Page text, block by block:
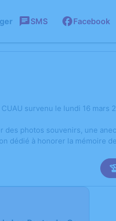
SMS Facebook
survenu le lundi 16 mars
photos souvenirs, une
dédié à honorer la mémoire